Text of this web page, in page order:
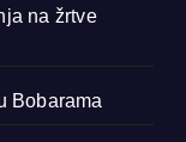
na žrtve
Bobarama